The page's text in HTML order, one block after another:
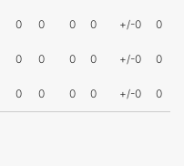
0 0 0 0 +/-0 0
0 0 0 0 +/-0 0
0 0 0 0 +/-0 0